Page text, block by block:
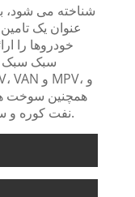
عنوان یک
خودروها را
سبک سبک
همچنین سوخت
نفت کوره و سایر اشکال انرژی را پوشش می دهند.